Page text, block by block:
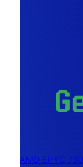
AMD EPYC